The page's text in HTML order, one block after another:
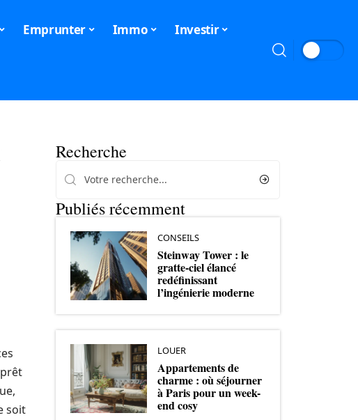
Emprunter Immo Investir
soit
Recherche
Publiés récemment
CONSEILS
Steinway Tower : le
gratte-ciel élancé
redéfinissant
l’ingénierie moderne
LOUER
Appartements de
charme : où séjourner
à Paris pour un week-
end cosy